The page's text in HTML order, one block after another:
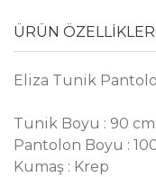
ÜRÜN
Eliza Tunik
Tunik Boyu : 90 cm
Pantolon Boyu :
Kumaş : Krep